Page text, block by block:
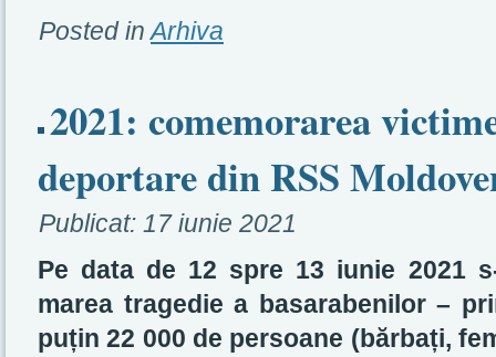
Posted in Arhiva
2021: comemorarea
deportare din RSS
Publicat: 17 iunie 2021
Pe data de 12 spre 13 iunie 2021
marea tragedie a basarabenilor –
puțin 22 000 de persoane (bărbați,